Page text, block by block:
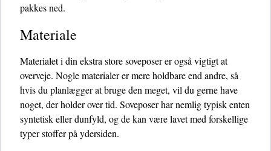
pakkes ned.
Materiale
Materialet i din ekstra store soveposer er også vigtigt at
overveje. Nogle materialer er mere holdbare end andre, så
hvis du planlægger at bruge den meget, vil du gerne have
noget, der holder over tid. Soveposer har nemlig typisk enten
syntetisk eller dunfyld, og de kan være lavet med forskellige
typer stoffer på ydersiden.